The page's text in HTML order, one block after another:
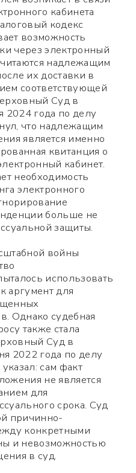
кабинета
кодекс
возможность
через электронный
надлежащим
их доставки в
соответствующей
Суд в
2024 года по делу
что надлежащим
является именно
квитанция о
кабинет.
необходимость
электронного
больше не
защиты.
войны
использовать
аргумент для
Однако судебная
также стала
Суд в
2022 года по делу
сам факт
не является
для
срока. Суд
причинно-
конкретными
и невозможностью
в суд.
0/240
поля
смартфон
QR-code,
сможете
в контакты.